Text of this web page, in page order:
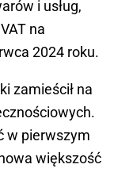
i usług,
na
2024 roku.
zamieścił na
w pierwszym
większość